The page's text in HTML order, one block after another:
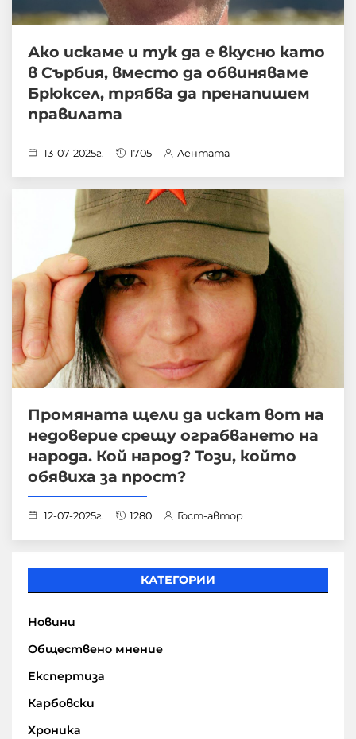
Ако искаме и тук да е вкусно като
в Сърбия, вместо да обвиняваме
Брюксел, трябва да пренапишем
правилата
13-07-2025г. 1705 Лентата
Промяната щели да искат вот на
недоверие срещу ограбването на
народа. Кой народ? Този, който
обявиха за прост?
12-07-2025г. 1280 Гост-автор
КАТЕГОРИИ
Новини
Обществено мнение
Експертиза
Карбовски
Хроника